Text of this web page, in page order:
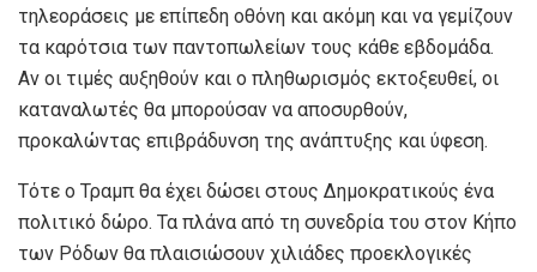
τηλεοράσεις με επίπεδη οθόνη και ακόμη και να γεμίζουν
τα καρότσια των παντοπωλείων τους κάθε εβδομάδα.
Αν οι τιμές αυξηθούν και ο πληθωρισμός εκτοξευθεί, οι
καταναλωτές θα μπορούσαν να αποσυρθούν,
προκαλώντας επιβράδυνση της ανάπτυξης και ύφεση.
Τότε ο Τραμπ θα έχει δώσει στους Δημοκρατικούς ένα
πολιτικό δώρο. Τα πλάνα από τη συνεδρία του στον Κήπο
των Ρόδων θα πλαισιώσουν χιλιάδες προεκλογικές